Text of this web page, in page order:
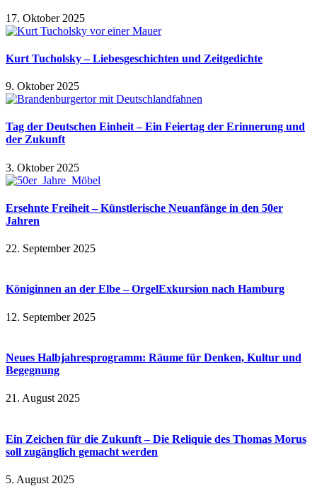
17. Oktober 2025
Kurt Tucholsky – Liebesgeschichten und Zeitgedichte
9. Oktober 2025
Tag der Deutschen Einheit – Ein Feiertag der Erinnerung und
der Zukunft
3. Oktober 2025
Ersehnte Freiheit – Künstlerische Neuanfänge in den 50er
Jahren
22. September 2025
Königinnen an der Elbe – OrgelExkursion nach Hamburg
12. September 2025
Neues Halbjahresprogramm: Räume für Denken, Kultur und
Begegnung
21. August 2025
Ein Zeichen für die Zukunft – Die Reliquie des Thomas Morus
soll zugänglich gemacht werden
5. August 2025